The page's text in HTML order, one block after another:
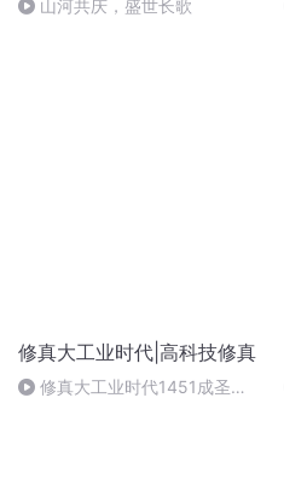
山河共庆，盛世长歌
修真大工业时代|高科技修真
修真大工业时代1451成圣